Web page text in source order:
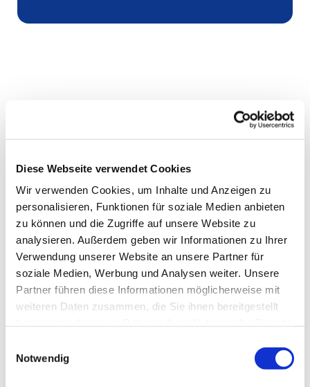
Diese Webseite verwendet Cookies
Wir verwenden Cookies, um Inhalte und Anzeigen zu
personalisieren, Funktionen für soziale Medien anbieten
zu können und die Zugriffe auf unsere Website zu
analysieren. Außerdem geben wir Informationen zu Ihrer
Verwendung unserer Website an unsere Partner für
soziale Medien, Werbung und Analysen weiter. Unsere
Partner führen diese Informationen möglicherweise mit
weiteren Daten zusammen, die Sie ihnen bereitgestellt
Notwendig